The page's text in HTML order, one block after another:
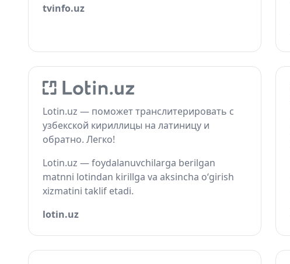
tvinfo.uz
Lotin.uz — поможет транслитерировать с
узбекской кириллицы на латиницу и
обратно. Легко!
Lotin.uz — foydalanuvchilarga berilgan
matnni lotindan kirillga va aksincha o‘girish
xizmatini taklif etadi.
lotin.uz